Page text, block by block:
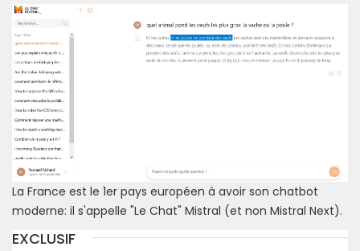
La France est le 1er pays européen à avoir son chatbot
moderne: il s'appelle "Le Chat" Mistral (et non Mistral Next).
EXCLUSIF